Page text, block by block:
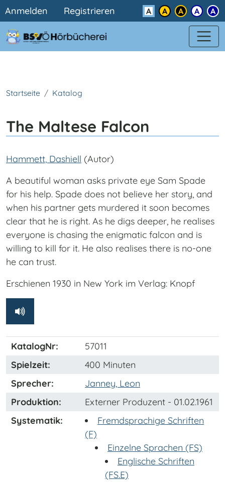
Direkt zum Inhalt
Benutzermenü
Anmelden Registrieren Kontrast
Startseite Katalog
The Maltese Falcon
Hammett, Dashiell (Autor)
A beautiful woman asks private eye Sam Spade
for his help. Spade does not believe her story, and
when his partner gets murdered it soon becomes
clear that he is right. As he digs deeper, he realises
everyone is chasing the enigmatic falcon and is
willing to kill for it. He also realises there is no-one
he can trust.
Erschienen 1930 in New York im Verlag: Knopf
KatalogNr:
57011
Spielzeit:
400 Minuten
Sprecher:
Janney, Leon
Produktion:
Externer Produzent - 01.02.1961
Systematik:
Fremdsprachige Schriften
(F)
Einzelne Sprachen (FS)
Englische Schriften
(FS.E)